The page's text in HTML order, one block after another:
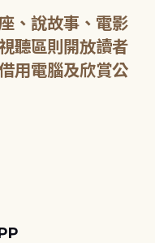
、說故事、電影
聽區則開放讀者
用電腦及欣賞公